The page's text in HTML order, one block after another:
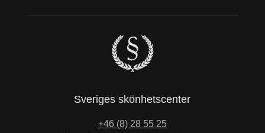
Sveriges skönhetscenter
+46 (8) 28 55 25